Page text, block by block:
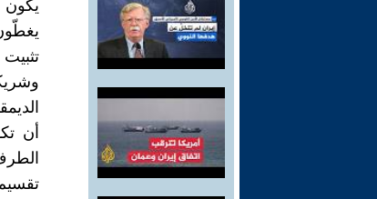
يكون
أن